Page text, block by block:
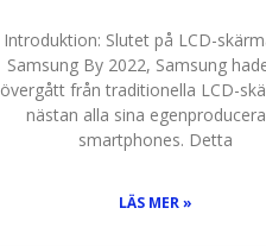
Introduktion: Slutet på LCD-
Samsung By 2022, Samsung
övergått från traditionella LCD-
nästan alla sina
smartphones. Detta
LÄS MER »